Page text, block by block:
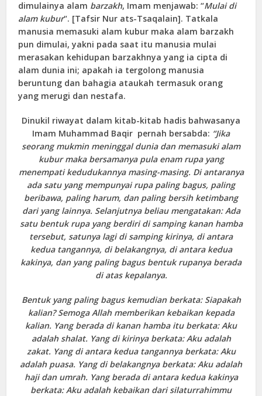
dimulainya alam barzakh, Imam menjawab: “Mulai di
alam kubur“. [Tafsir Nur ats-Tsaqalain]. Tatkala
manusia memasuki alam kubur maka alam barzakh
pun dimulai, yakni pada saat itu manusia mulai
merasakan kehidupan barzakhnya yang ia cipta di
alam dunia ini; apakah ia tergolong manusia
beruntung dan bahagia ataukah termasuk orang
yang merugi dan nestafa.
Dinukil riwayat dalam kitab-kitab hadis bahwasanya
Imam Muhammad Baqir pernah bersabda: “Jika
seorang mukmin meninggal dunia dan memasuki alam
kubur maka bersamanya pula enam rupa yang
menempati kedudukannya masing-masing. Di antaranya
ada satu yang mempunyai rupa paling bagus, paling
beribawa, paling harum, dan paling bersih ketimbang
dari yang lainnya. Selanjutnya beliau mengatakan: Ada
satu bentuk rupa yang berdiri di samping kanan hamba
tersebut, satunya lagi di samping kirinya, di antara
kedua tangannya, di belakangnya, di antara kedua
kakinya, dan yang paling bagus bentuk rupanya berada
di atas kepalanya.
Bentuk yang paling bagus kemudian berkata: Siapakah
kalian? Semoga Allah memberikan kebaikan kepada
kalian. Yang berada di kanan hamba itu berkata: Aku
adalah shalat. Yang di kirinya berkata: Aku adalah
zakat. Yang di antara kedua tangannya berkata: Aku
adalah puasa. Yang di belakangnya berkata: Aku adalah
haji dan umrah. Yang berada di antara kedua kakinya
berkata: Aku adalah kebaikan dari silaturrahimmu